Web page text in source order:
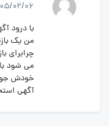
02/06
با درود
من یک
چرابرای
می شود
خودش
آگهی